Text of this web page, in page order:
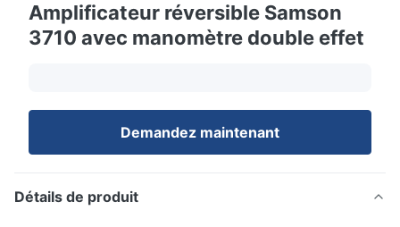
Amplificateur réversible Samson
3710 avec manomètre double effet
Demandez maintenant
Détails de produit